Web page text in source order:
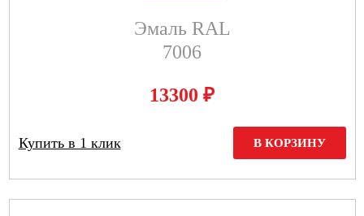
Эмаль RAL
7006
13300 ₽
Купить в 1 клик В КОРЗИНУ